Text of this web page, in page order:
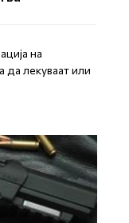
на
да лекуваат или